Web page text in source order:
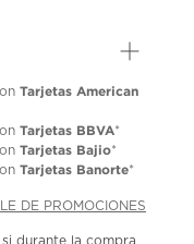
Tarjetas American
Tarjetas BBVA*
Tarjetas Bajio*
Tarjetas Banorte*
DE PROMOCIONES
durante la compra